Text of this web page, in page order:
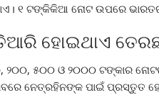
୧ ଟଙ୍କିକିଆ ନୋଟ ଉପରେ
ହୋଇଥାଏ
୫୦୦ ଓ ୨୦୦୦ ଟଙ୍କାର ନୋଟର
ନେତ୍ରହିନଙ୍କ ପାଇଁ